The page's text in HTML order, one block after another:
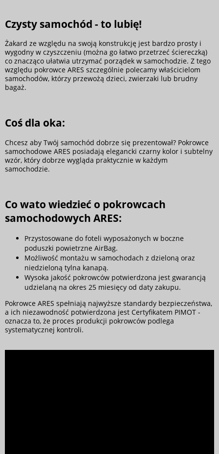
Czysty samochód - to lubię!
Żakard ze względu na swoją konstrukcję jest bardzo prosty i
wygodny w czyszczeniu (można go łatwo przetrzeć ściereczką)
co znacząco ułatwia utrzymać porządek w samochodzie. Z tego
względu pokrowce ARES szczególnie polecamy właścicielom
samochodów, którzy przewożą dzieci, zwierzaki lub brudny
bagaż.
Coś dla oka:
Chcesz aby Twój samochód dobrze się prezentował? Pokrowce
samochodowe ARES posiadają elegancki czarny kolor i subtelny
wzór, który dobrze wygląda praktycznie w każdym
samochodzie.
Co wato wiedzieć o pokrowcach
samochodowych ARES:
Przystosowane do foteli wyposażonych w boczne
poduszki powietrzne AirBag.
Możliwość montażu w samochodach z dzieloną oraz
niedzieloną tylna kanapą.
Wysoka jakość pokrowców potwierdzona jest gwarancją
udzielaną na okres 25 miesięcy od daty zakupu.
Pokrowce ARES spełniają najwyższe standardy bezpieczeństwa,
a ich niezawodność potwierdzona jest Certyfikatem PIMOT -
oznacza to, że proces produkcji pokrowców podlega
systematycznej kontroli.